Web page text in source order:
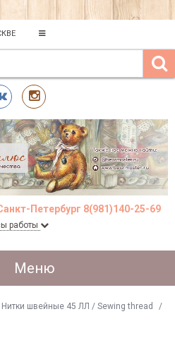
Петербург 8(981)140-25-69
работы
Меню
Нитки швейные 45 ЛЛ / Sewing thread
/